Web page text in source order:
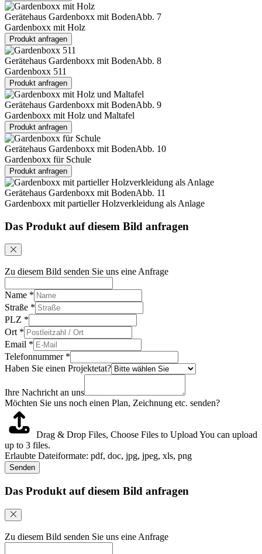
Gerätehaus Gardenboxx mit BodenAbb. 7
Gardenboxx mit Holz
Produkt anfragen
Gerätehaus Gardenboxx mit BodenAbb. 8
Gardenboxx 511
Produkt anfragen
Gerätehaus Gardenboxx mit BodenAbb. 9
Gardenboxx mit Holz und Maltafel
Produkt anfragen
Gerätehaus Gardenboxx mit BodenAbb. 10
Gardenboxx für Schule
Produkt anfragen
Gerätehaus Gardenboxx mit BodenAbb. 11
Gardenboxx mit partieller Holzverkleidung als Anlage
Das Produkt auf diesem Bild anfragen
Zu diesem Bild senden Sie uns eine Anfrage
Name *
Straße *
PLZ *
Ort *
Email *
Telefonnummer *
Haben Sie einen Projektetat?
Ihre Nachricht an uns
Möchten Sie uns noch einen Plan, Zeichnung etc. senden?
Drag & Drop Files, Choose Files to Upload You can upload
up to 3 files.
Erlaubte Dateiformate: pdf, doc, jpg, jpeg, xls, png
Senden
Das Produkt auf diesem Bild anfragen
Zu diesem Bild senden Sie uns eine Anfrage